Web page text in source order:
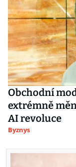
Obchodní
extrémně
AI revoluce
Byznys